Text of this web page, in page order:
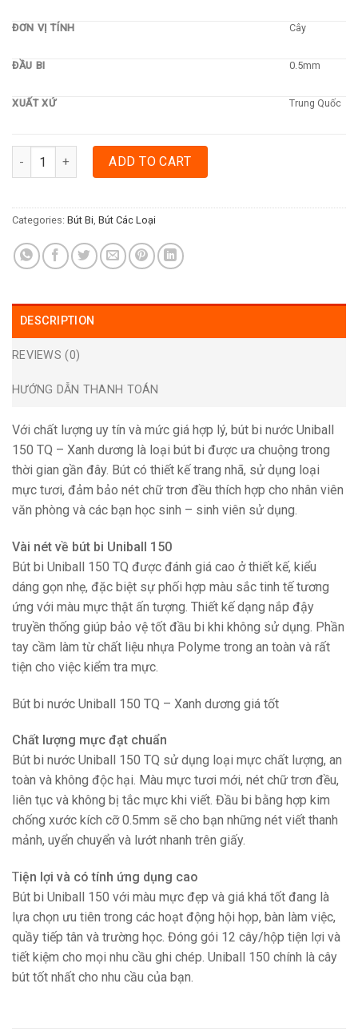
ĐƠN VỊ TÍNH Cây
ĐẦU BI 0.5mm
XUẤT XỨ Trung Quốc
BÚT BI NƯỚC UNIBALL 150 TQ - XANH DƯƠNG quantity
ADD TO CART
Categories: Bút Bi, Bút Các Loại
DESCRIPTION
REVIEWS (0)
HƯỚNG DẪN THANH TOÁN
Với chất lượng uy tín và mức giá hợp lý, bút bi nước Uniball
150 TQ – Xanh dương là loại bút bi được ưa chuộng trong
thời gian gần đây. Bút có thiết kế trang nhã, sử dụng loại
mực tươi, đảm bảo nét chữ trơn đều thích hợp cho nhân viên
văn phòng và các bạn học sinh – sinh viên sử dụng.
Vài nét về bút bi Uniball 150
Bút bi Uniball 150 TQ được đánh giá cao ở thiết kế, kiểu
dáng gọn nhẹ, đặc biệt sự phối hợp màu sắc tinh tế tương
ứng với màu mực thật ấn tượng. Thiết kế dạng nắp đậy
truyền thống giúp bảo vệ tốt đầu bi khi không sử dụng. Phần
tay cầm làm từ chất liệu nhựa Polyme trong an toàn và rất
tiện cho việc kiểm tra mực.
Bút bi nước Uniball 150 TQ – Xanh dương giá tốt
Chất lượng mực đạt chuẩn
Bút bi nước Uniball 150 TQ sử dụng loại mực chất lượng, an
toàn và không độc hại. Màu mực tươi mới, nét chữ trơn đều,
liên tục và không bị tắc mực khi viết. Đầu bi bằng hợp kim
chống xước kích cỡ 0.5mm sẽ cho bạn những nét viết thanh
mảnh, uyển chuyển và lướt nhanh trên giấy.
Tiện lợi và có tính ứng dụng cao
Bút bi Uniball 150 với màu mực đẹp và giá khá tốt đang là
lựa chọn ưu tiên trong các hoạt động hội họp, bàn làm việc,
quầy tiếp tân và trường học. Đóng gói 12 cây/hộp tiện lợi và
tiết kiệm cho mọi nhu cầu ghi chép. Uniball 150 chính là cây
bút tốt nhất cho nhu cầu của bạn.